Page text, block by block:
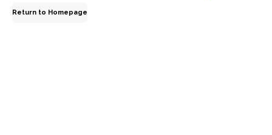
Return to Homepage